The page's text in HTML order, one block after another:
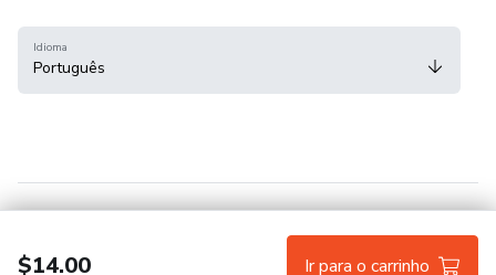
$14.00 Ir para o carrinho
Idioma
Português